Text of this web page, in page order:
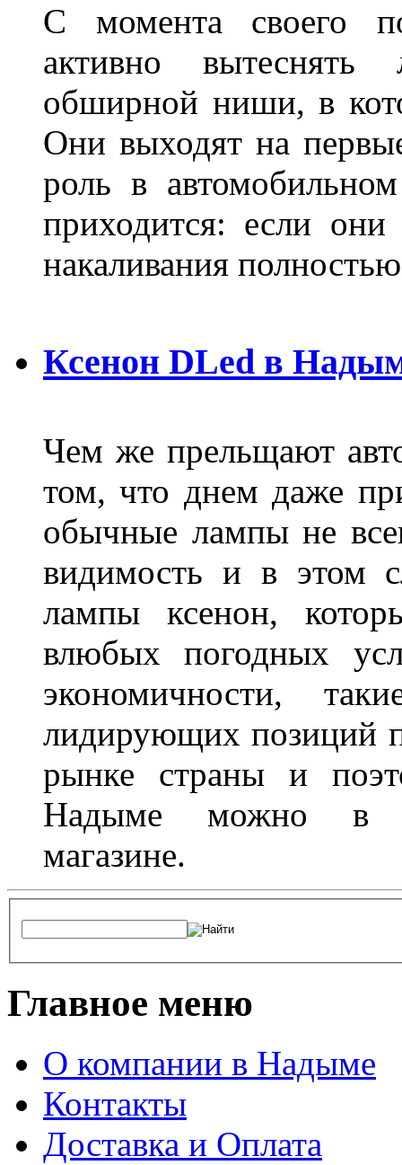
С момента своего
активно
обширной ниши, в
Они выходят на
роль в
приходится: если
накаливания
Ксенон DLed в
Чем же прельщают
том, что днем даже
обычные лампы не
видимость и в этом
лампы ксенон,
влюбых погодных
экономичности,
лидирующих позиций
рынке страны и
Надыме можно в
магазине.
Главное меню
О компании в Надыме
Контакты
Доставка и Оплата